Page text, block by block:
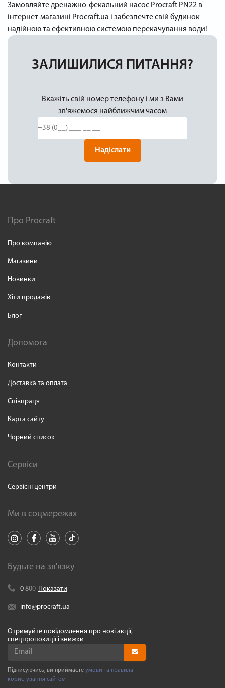
Замовляйте дренажно-фекальний насос Procraft PN22 в
інтернет-магазині Procraft.ua і забезпечте свій будинок
надійною та ефективною системою перекачування води!
ЗАЛИШИЛИСЯ ПИТАННЯ?
Вкажіть свій номер телефону і ми з Вами
зв'яжемося найближчим часом
Надіслати
Про Procraft
Про компанію
Магазини
Новинки
Хіти продажів
Блог
Допомога
Контакти
Доставка та оплата
Співпраця
Карта сайту
Чорний список
Сервіси
Сервісні центри
Ми в соцмережах
Будьте на зв'язку
0 800 Показати
info@procraft.ua
Отримуйте повідомлення про нові акції,
спецпропозиції і знижки
Підписуючись, ви приймаєте умови та правила
користування сайтом